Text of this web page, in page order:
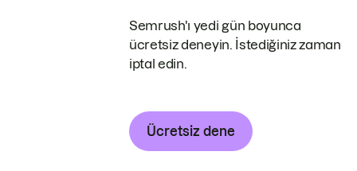
Semrush'ı yedi gün boyunca
ücretsiz deneyin. İstediğiniz zaman
iptal edin.
Ücretsiz dene